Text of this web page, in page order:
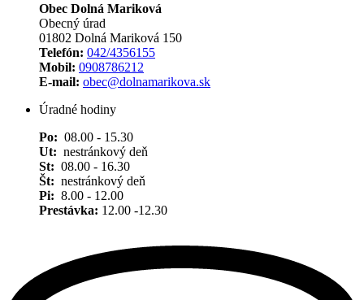
Obec Dolná Mariková
Obecný úrad
01802 Dolná Mariková 150
Telefón: 042/4356155
Mobil: 0908786212
E-mail: obec@dolnamarikova.sk
Úradné hodiny
Po: 08.00 - 15.30
Ut: nestránkový deň
St: 08.00 - 16.30
Št: nestránkový deň
Pi: 8.00 - 12.00
Prestávka: 12.00 -12.30